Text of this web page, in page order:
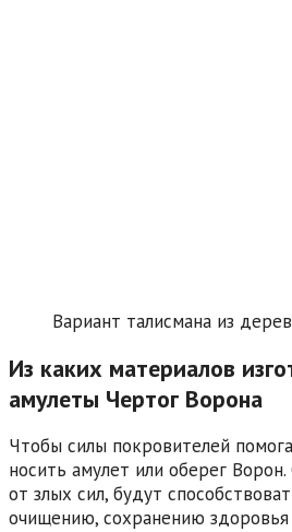
Вариант талисмана из
Из каких материалов
амулеты Чертог Ворона
Чтобы силы покровителей
носить амулет или оберег
от злых сил, будут
очищению, сохранению